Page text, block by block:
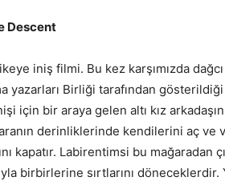
Descent
iniş filmi. Bu kez karşımızda
yazarları Birliği tarafından gösterildiği
için bir araya gelen altı kız
derinliklerinde kendilerini aç ve
kapatır. Labirentimsi bu mağaradan
birbirlerine sırtlarını döneceklerdir.